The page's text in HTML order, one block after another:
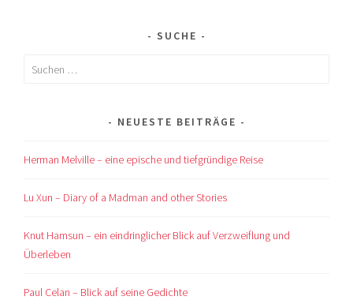
SUCHE
Suchen
NEUESTE BEITRÄGE
Herman Melville – eine epische und tiefgründige Reise
Lu Xun – Diary of a Madman and other Stories
Knut Hamsun – ein eindringlicher Blick auf Verzweiflung und
Überleben
Paul Celan – Blick auf seine Gedichte